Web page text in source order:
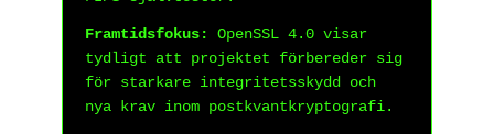
Framtidsfokus:
OpenSSL 4.0 visar
tydligt att projektet förbereder sig
för starkare integritetsskydd och
nya krav inom postkvantkryptografi.